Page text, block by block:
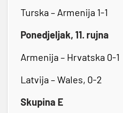
Turska – Armenija 1-1
Ponedjeljak, 11. rujna
Armenija – Hrvatska 0-1
Latvija – Wales, 0-2
Skupina E